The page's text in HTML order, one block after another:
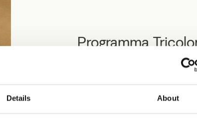
Details About
Programma
Il Programma Tricolore è un
disponibile da settembre 2026 con
Non è una collezione chiusa, ma